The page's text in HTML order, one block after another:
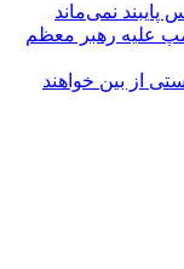
پایبند نمی‌ماند
علیه رهبر معظم
از بین خواهند